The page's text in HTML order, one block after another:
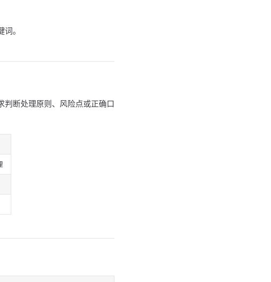
。
判断处理原则、风险点或正确口